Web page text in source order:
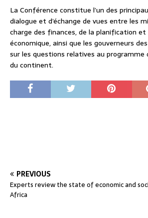
La Conférence constitue l’un des
dialogue et d’échange de vues entre les
charge des finances, de la planification
économique, ainsi que les gouverneurs
sur les questions relatives au programme
du continent.
PREVIOUS
Experts review the state of economic and
Africa